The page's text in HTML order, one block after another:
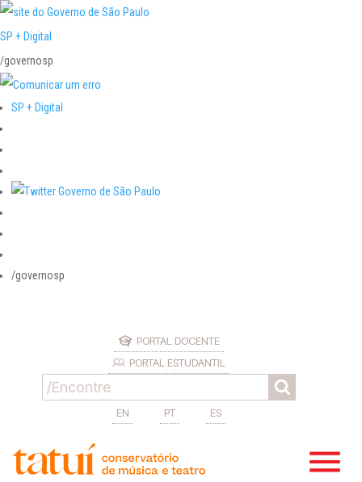
SP + Digital
/governosp
SP + Digital
/governosp
PORTAL DOCENTE
PORTAL ESTUDANTIL
EN PT ES